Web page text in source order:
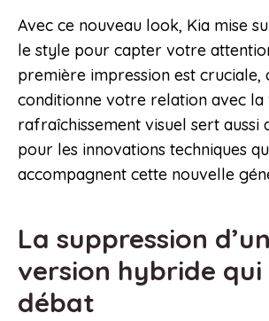
Avec ce nouveau look, Kia mise
le style pour capter votre
première impression est cruciale,
conditionne votre relation avec la
rafraîchissement visuel sert aussi
pour les innovations techniques
accompagnent cette nouvelle
La suppression
version hybride
débat